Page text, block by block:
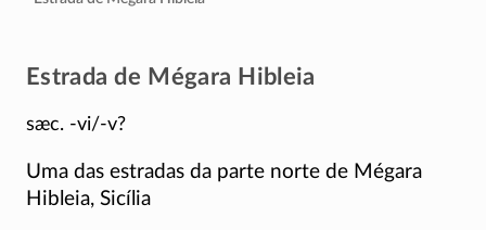
Estrada de Mégara Hibleia
sæc. -vi/-v?
Uma das estradas da parte norte de Mégara
Hibleia, Sicília